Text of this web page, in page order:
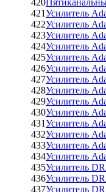
420
421Усилитель
422Усилитель
423Усилитель
424Усилитель
425Усилитель
426Усилитель
427Усилитель
428Усилитель
429Усилитель
430Усилитель
431Усилитель
432Усилитель
433Усилитель
434Усилитель
435Усилитель
436Усилитель
437Усилитель